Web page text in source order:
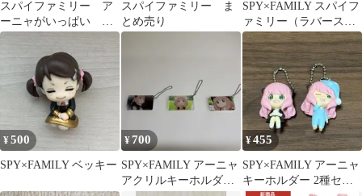
スパイファミリー ア
ーニャがいっぱい マ
スコット
スパイファミリー ま
とめ売り
SPY×FAMILY スパイフ
ァミリー（ラバースト
ラップ ポーチ エコ
バッグ ）
¥500
SPY×FAMILY ベッキー
¥700
SPY×FAMILY アーニャ
アクリルキーホルダー
¥455
SPY×FAMILY アーニャ
キーホルダー 2種セッ